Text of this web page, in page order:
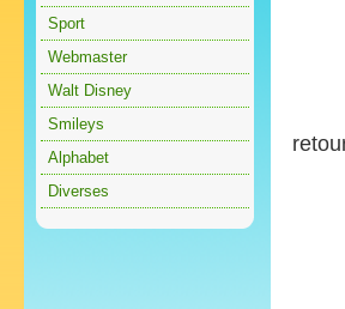
Sport
Webmaster
Walt Disney
Smileys
Alphabet
Diverses